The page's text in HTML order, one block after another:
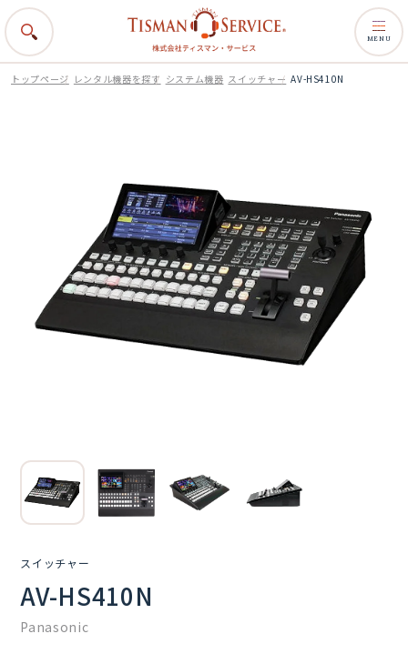
MENU
トップページ レンタル機器を探す システム機器 スイッチャー AV-HS410N
スイッチャー
AV-HS410N
Panasonic